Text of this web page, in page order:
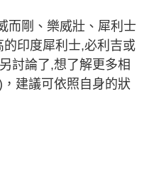
而剛、樂威壯、犀利士
印度犀利士,必利吉或
討論了,想了解更多相
，建議可依照自身的狀